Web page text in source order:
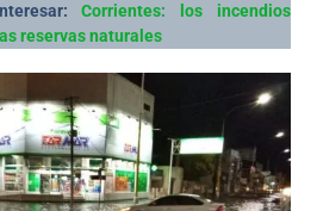
Corrientes: los incendios
reservas naturales